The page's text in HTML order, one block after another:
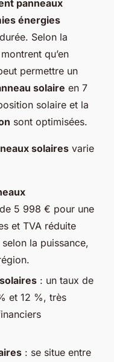
panneaux
énergies
Selon la
qu’en
permettre un
solaire en 7
solaire et la
sont optimisées.
solaires varie
5 998 € pour une
et TVA réduite
la puissance,
: un taux de
et 12 %, très
: se situe entre